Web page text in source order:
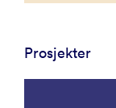
Prosjekter